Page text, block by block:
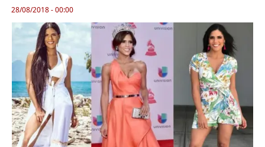
28/08/2018 - 00:00